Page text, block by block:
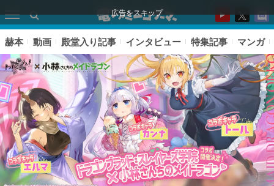
広告をスキップ
赫本 動画 殿堂入り記事 インタビュー 特集記事 マンガ